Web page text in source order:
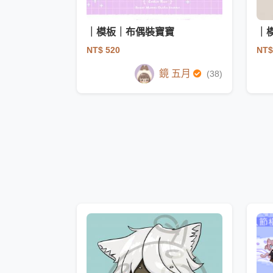
｜模板｜布偶裝寶寶
NT$ 520
鏡 五月 (38)
｜